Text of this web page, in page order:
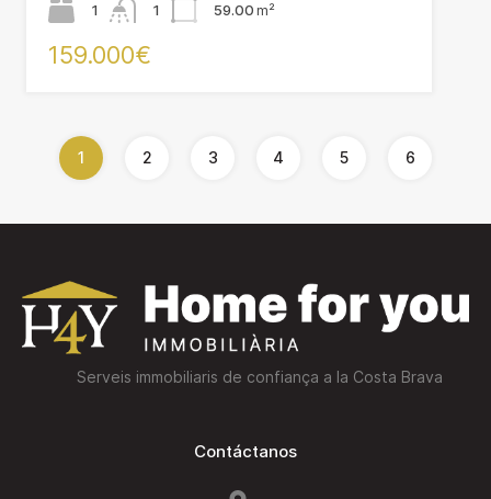
1 1 59.00m²
159.000€
1 2 3 4 5 6
Serveis immobiliaris de confiança a la Costa Brava
Contáctanos